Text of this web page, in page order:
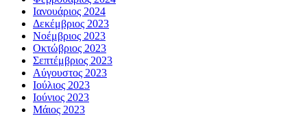
Ιανουάριος 2024
Δεκέμβριος 2023
Νοέμβριος 2023
Οκτώβριος 2023
Σεπτέμβριος 2023
Αύγουστος 2023
Ιούλιος 2023
Ιούνιος 2023
Μάιος 2023